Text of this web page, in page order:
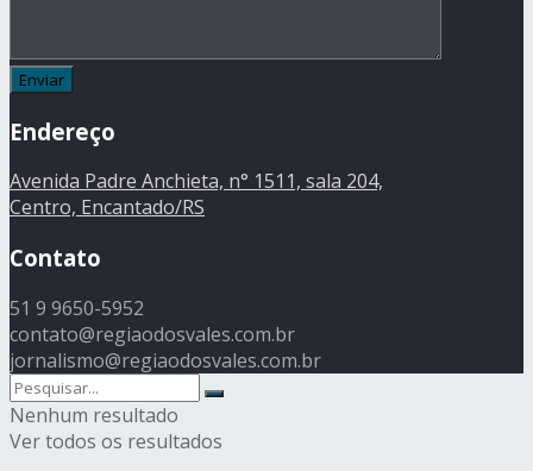
Endereço
Avenida Padre Anchieta, n° 1511, sala 204,
Centro, Encantado/RS
Contato
51 9 9650-5952
contato@regiaodosvales.com.br
jornalismo@regiaodosvales.com.br
Nenhum resultado
Ver todos os resultados